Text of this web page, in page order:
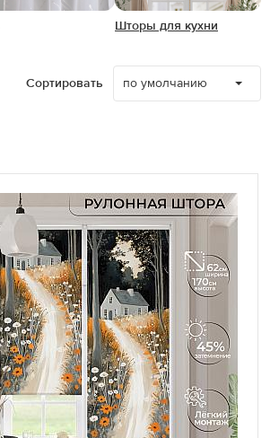
Шторы для кухни
Сортировать по умолчанию